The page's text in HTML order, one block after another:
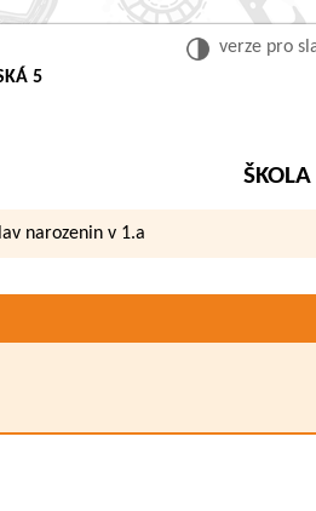
verze pro
5
ŠKOLA
narozenin v 1.a